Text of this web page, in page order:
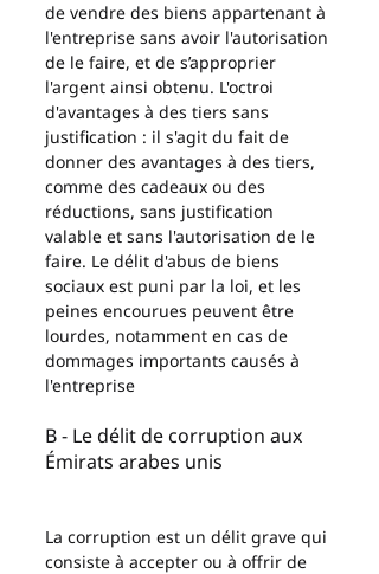
de vendre des biens appartenant à
l'entreprise sans avoir l'autorisation
de le faire, et de s’approprier
l'argent ainsi obtenu. L'octroi
d'avantages à des tiers sans
justification : il s'agit du fait de
donner des avantages à des tiers,
comme des cadeaux ou des
réductions, sans justification
valable et sans l'autorisation de le
faire. Le délit d'abus de biens
sociaux est puni par la loi, et les
peines encourues peuvent être
lourdes, notamment en cas de
dommages importants causés à
l'entreprise
B - Le délit de corruption aux
Émirats arabes unis
La corruption est un délit grave qui
consiste à accepter ou à offrir de